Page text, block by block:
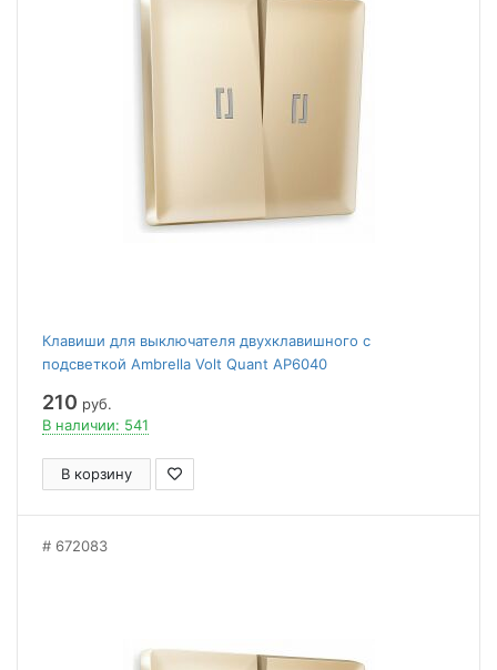
Клавиши для выключателя двухклавишного c
подсветкой Ambrella Volt Quant AP6040
210 руб.
В наличии: 541
В корзину
672083